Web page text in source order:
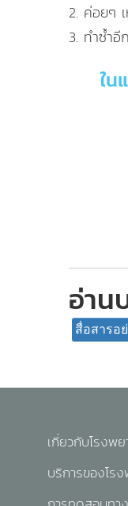
2. ค่อยๆ
3. ทำซ้ำอี
ใน
อ่าน
สื่อสารอ
เกี่ยวกับโรงพ
บริการของโร